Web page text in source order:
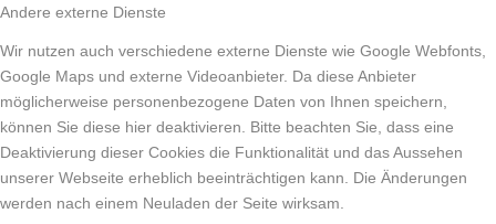
Andere externe Dienste
Wir nutzen auch verschiedene externe Dienste wie Google Webfonts,
Google Maps und externe Videoanbieter. Da diese Anbieter
möglicherweise personenbezogene Daten von Ihnen speichern,
können Sie diese hier deaktivieren. Bitte beachten Sie, dass eine
Deaktivierung dieser Cookies die Funktionalität und das Aussehen
unserer Webseite erheblich beeinträchtigen kann. Die Änderungen
werden nach einem Neuladen der Seite wirksam.